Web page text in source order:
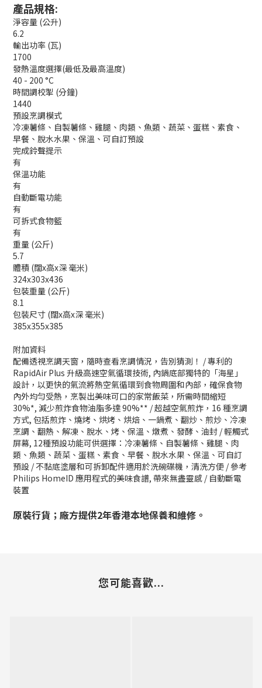
產品規格:
淨容量 (公升)
6.2
輸出功率 (瓦)
1700
發熱溫度選擇(最低及最高溫度)
40 - 200 °C
時間調校掣 (分鐘)
1440
預設烹調模式
冷凍薯條、自製薯條、雞腿、肉類、魚類、蔬菜、蛋糕、素食、
早餐、脫水水果、保溫、可自訂預設
完成鈴聲提示
有
保溫功能
有
自動斷電功能
有
可拆式食物籃
有
重量 (公斤)
5.7
體積 (闊x高x深 毫米)
324x303x436
包裝重量 (公斤)
8.1
包裝尺寸 (闊x高x深 毫米)
385x355x385
附加資料
配備透視烹調天窗，隨時查看烹調情況，告別猜測！ / 專利的
RapidAir Plus 升級高速空氣循環技術, 內鍋底部獨特的「海星」
設計，以更快的氣流將熱空氣循環到食物周圍和內部，確保食物
內外均勻受熱，烹製出美味可口的家常飯菜，所需時間縮短
30%*, 減少煎炸食物油脂多達 90%** / 超越空氣煎炸，16 種烹調
方式, 包括煎炸、燒烤、烘烤、烘焙、一鍋煮、翻炒、煎炒、冷凍
烹調、翻熱、解凍、脫水、烤、保溫、燉煮、發酵、油封 / 輕觸式
屏幕, 12種預設功能可供選擇：冷凍薯條、自製薯條、雞腿、肉
類、魚類、蔬菜、蛋糕、素食、早餐、脫水水果、保溫、可自訂
預設 / 不黏底塗層和可拆卸配件適用於洗碗碟機，清洗方便 / 參考
Philips HomeID 應用程式的美味食譜, 帶來無盡靈感 / 自動斷電
裝置
原裝行貨；廠方提供2年香港本地保養和維修。
您可能喜歡...